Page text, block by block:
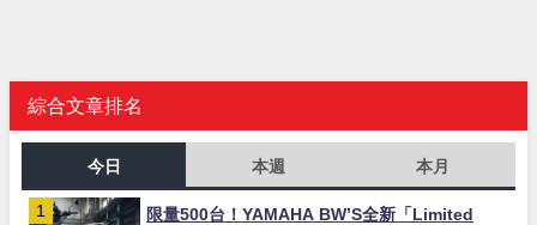
綜合文章排名
今日 本週 本月
限量500台！YAMAHA BW’S全新「Limited